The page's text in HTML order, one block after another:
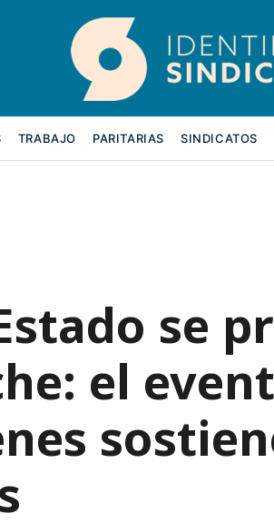
TRABAJO PARITARIAS SINDICATOS
se
el